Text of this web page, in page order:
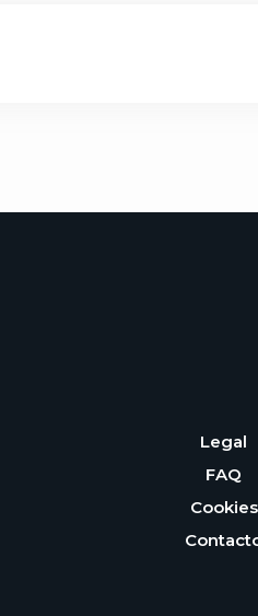
Legal
FAQ
Cookies